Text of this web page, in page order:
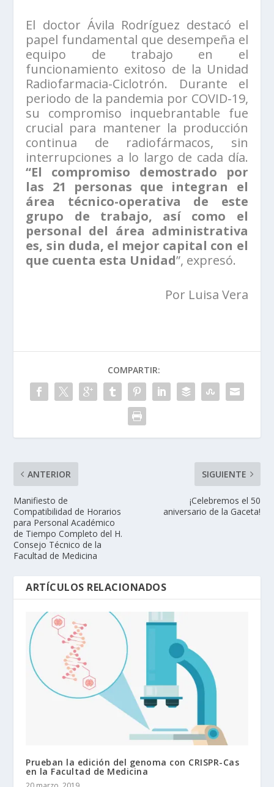
El doctor Ávila Rodríguez destacó el
papel fundamental que desempeña el
equipo de trabajo en el
funcionamiento exitoso de la Unidad
Radiofarmacia-Ciclotrón. Durante el
periodo de la pandemia por COVID-19,
su compromiso inquebrantable fue
crucial para mantener la producción
continua de radiofármacos, sin
interrupciones a lo largo de cada día.
“El compromiso demostrado por
las 21 personas que integran el
área técnico-operativa de este
grupo de trabajo, así como el
personal del área administrativa
es, sin duda, el mejor capital con el
que cuenta esta Unidad”, expresó.
Por Luisa Vera
COMPARTIR:
ANTERIOR
Manifiesto de
Compatibilidad de Horarios
para Personal Académico
de Tiempo Completo del H.
Consejo Técnico de la
Facultad de Medicina
SIGUIENTE
¡Celebremos el 50
aniversario de la Gaceta!
ARTÍCULOS RELACIONADOS
Prueban la edición del genoma con CRISPR-Cas
en la Facultad de Medicina